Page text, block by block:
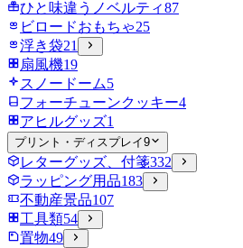
ひと味違うノベルティ87
ビロードおもちゃ25
浮き袋21
扇風機19
スノードーム5
フォーチューンクッキー4
アヒルグッズ1
プリント・ディスプレイ9
レターグッズ、付箋332
ラッピング用品183
不動産景品107
工具類54
置物49